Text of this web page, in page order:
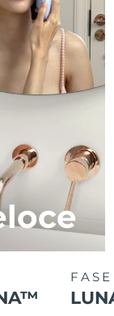
stimata8/16/26
stimata8/13/26
stimata 8/13/26
stimata 8/13/26
stimata 8/17/26
8/18/26